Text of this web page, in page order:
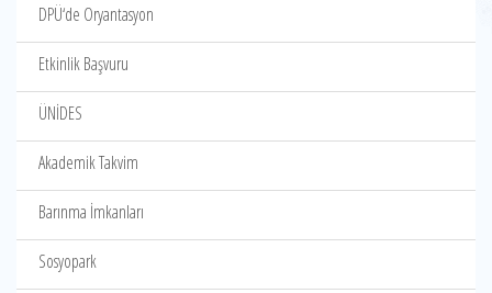
DPÜ‘de Oryantasyon
Etkinlik Başvuru
ÜNİDES
Akademik Takvim
Barınma İmkanları
Sosyopark